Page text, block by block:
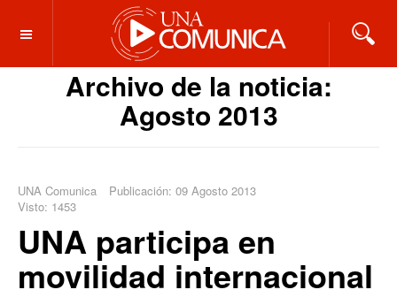
OFF CANVAS
Archivo de la noticia:
Agosto 2013
UNA Comunica
Publicación: 09 Agosto 2013
Visto: 1453
UNA participa en
movilidad internacional